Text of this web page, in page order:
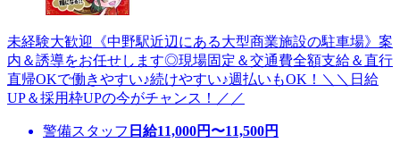
未経験大歓迎《中野駅近辺にある大型商業施設の駐車場》案
内＆誘導をお任せします◎現場固定＆交通費全額支給＆直行
直帰OKで働きやすい♪続けやすい♪週払いもOK！＼＼日給
UP＆採用枠UPの今がチャンス！／／
警備スタッフ 日給11,000円〜11,500円